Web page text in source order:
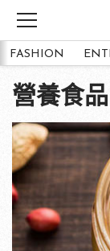
FASHION
營養食品